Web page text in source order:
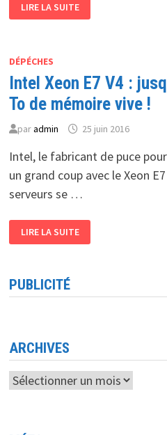
2021:
INTEL
DE
ÉVOLUTIFS
XEON
10
NM
LIRE LA SUITE
DÉPÉCHES
Intel Xeon E7 V4 :
To de mémoire vive !
paradmin 25 juin 2016
Intel, le fabricant de puce
un grand coup avec le Xeon
serveurs se …
XEON
E7
24
COEURS
MÉMOIRE
VIVE
!
LIRE LA SUITE
PUBLICITÉ
ARCHIVES
Archives